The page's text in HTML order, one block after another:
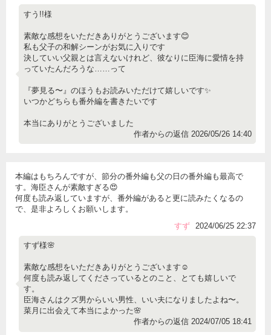
すう!!様
素敵な感想をいただきありがとうございます😊
私も父子の和解シーンがお気に入りです
決していい父親とは言えないけれど、彼なりに臣海に愛情を持
っていたんだろうな……って
『夢見る〜』のほうもお読みいただけて嬉しいです✨
いつかどちらも番外編を書きたいです
本当にありがとうございました
作者からの返信 2026/05/26 14:40
本編はもちろんですが、節分の番外編も父の日の番外編も最高で
す。海臣さんが素敵すぎる😍
何度も読み返していますが、番外編があると更に読みたくなるの
で、是非よろしくお願いします。
すず
2024/06/25 22:37
すず様🌸
素敵な感想をいただきありがとうございます☺️
何度も読み返してくださっているとのこと、とても嬉しいで
す。
臣海さんはクズ男からいい男性、いい夫になりましたよね〜。
菜月に出会えて本当によかった🌸
作者からの返信 2024/07/05 18:41